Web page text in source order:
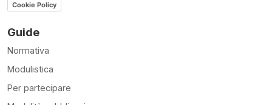
Cookie Policy
Guide
Normativa
Modulistica
Per partecipare